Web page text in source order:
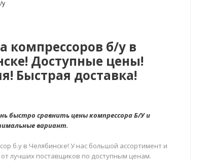
компрессоров б/у в
Доступные цены!
Быстрая доставка!
быстро сравнить цены компрессора Б/У и
вариант.
б.у в Челябинске! У нас большой ассортимент и
лучших поставщиков по доступным ценам.